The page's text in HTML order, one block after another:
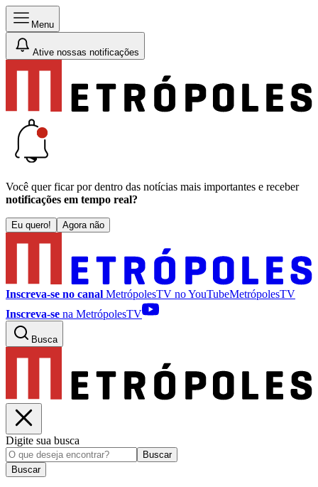
Menu
Ative nossas notificações
Você quer ficar por dentro das notícias mais importantes e receber
notificações em tempo real?
Eu quero! Agora não
Inscreva-se no canal MetrópolesTV noYouTubeMetrópolesTV
Inscreva-se na MetrópolesTV
Busca
Digite sua busca
Buscar
Buscar